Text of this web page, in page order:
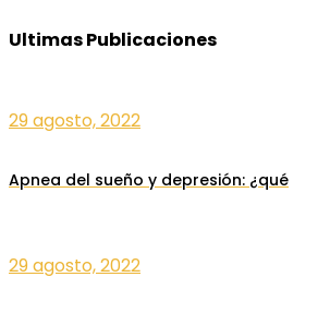
Ultimas Publicaciones
29 agosto, 2022
Apnea del sueño y depresión: ¿qué
29 agosto, 2022